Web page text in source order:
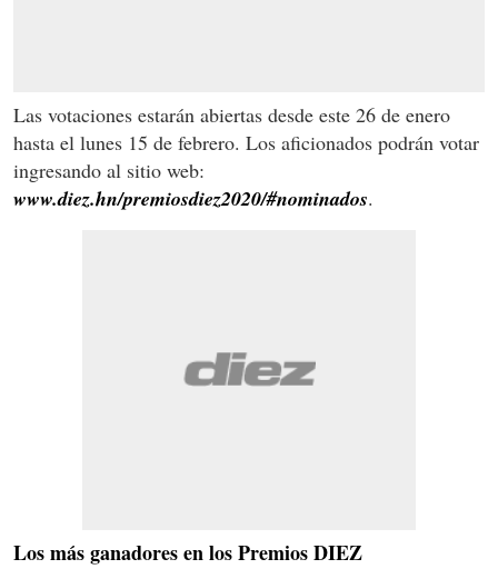
Las votaciones estarán abiertas desde este 26 de enero
hasta el lunes 15 de febrero. Los aficionados podrán votar
ingresando al sitio web:
www.diez.hn/premiosdiez2020/#nominados.
Los más ganadores en los Premios DIEZ